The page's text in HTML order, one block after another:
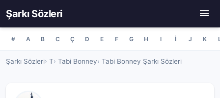
Şarkı Sözleri
# A B C Ç D E F G H I İ J K
Şarkı Sözleri T Tabi Bonney Tabi Bonney Şarkı Sözleri